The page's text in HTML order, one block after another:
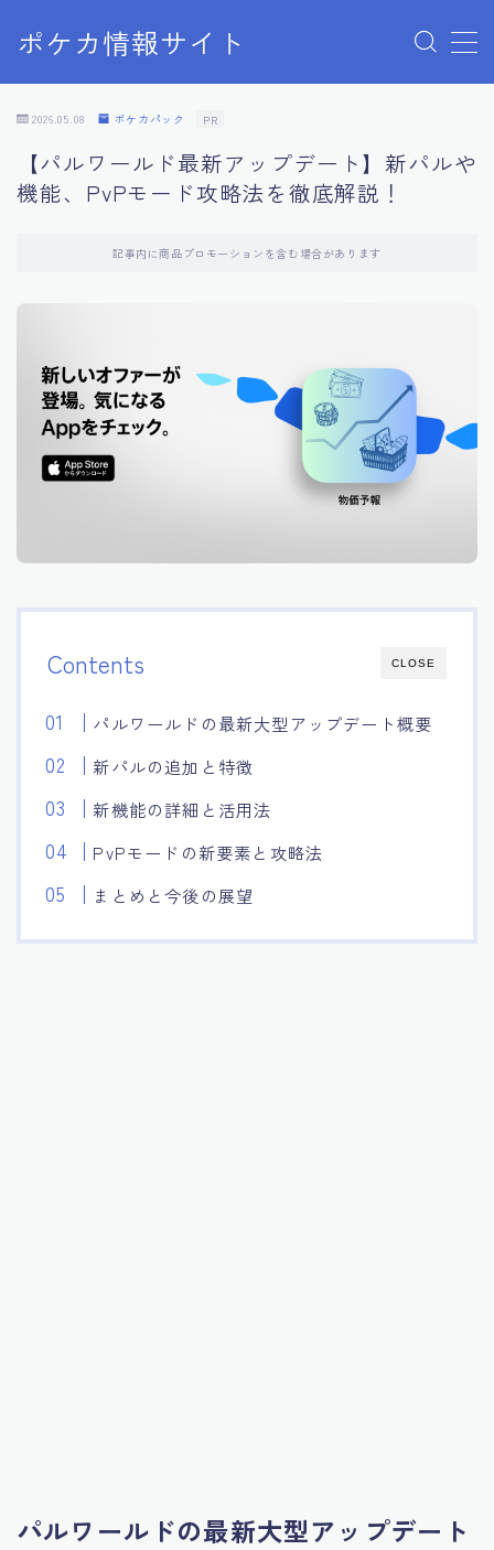
ポケカ情報サイト
MENU
Home
プライバシーポリシー
利用規約
2026.05.08 ポケカパック PR
【パルワールド最新アップデート】新パルや
機能、PvPモード攻略法を徹底解説！
記事内に商品プロモーションを含む場合があります
CLOSE
Contents
パルワールドの最新大型アップデート概要
新パルの追加と特徴
新機能の詳細と活用法
PvPモードの新要素と攻略法
まとめと今後の展望
パルワールドの最新大型アップデート